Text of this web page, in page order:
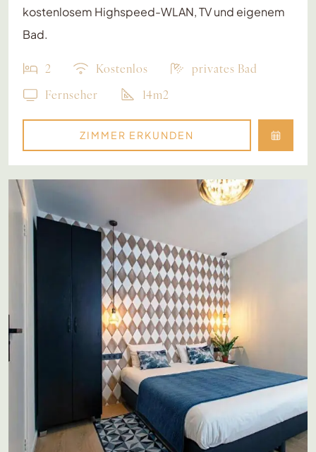
kostenlosem Highspeed-WLAN, TV und eigenem
Bad.
2 Kostenlos
privates Bad
Fernseher
14m2
ZIMMER ERKUNDEN